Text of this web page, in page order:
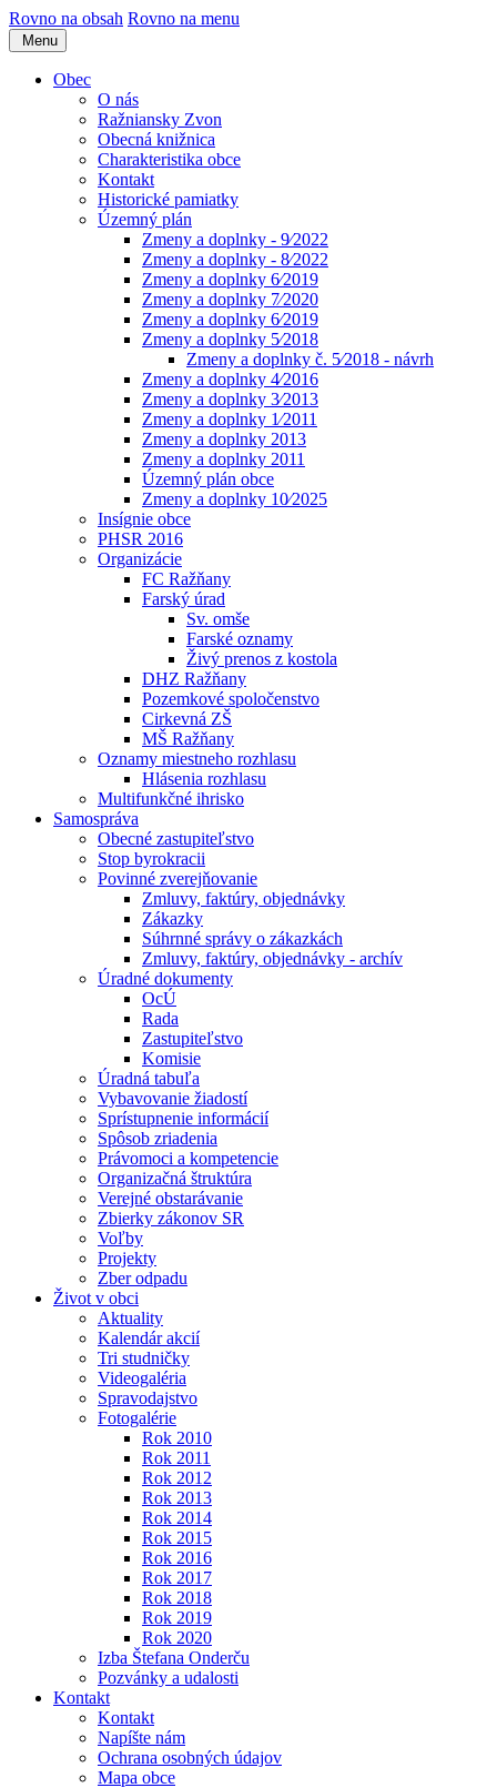
Rovno na obsah Rovno na menu
Menu
Obec
O nás
Ražniansky Zvon
Obecná knižnica
Charakteristika obce
Kontakt
Historické pamiatky
Územný plán
Zmeny a doplnky - 9⁄2022
Zmeny a doplnky - 8⁄2022
Zmeny a doplnky 6⁄2019
Zmeny a doplnky 7⁄2020
Zmeny a doplnky 6⁄2019
Zmeny a doplnky 5⁄2018
Zmeny a doplnky č. 5⁄2018 - návrh
Zmeny a doplnky 4⁄2016
Zmeny a doplnky 3⁄2013
Zmeny a doplnky 1⁄2011
Zmeny a doplnky 2013
Zmeny a doplnky 2011
Územný plán obce
Zmeny a doplnky 10⁄2025
Insígnie obce
PHSR 2016
Organizácie
FC Ražňany
Farský úrad
Sv. omše
Farské oznamy
Živý prenos z kostola
DHZ Ražňany
Pozemkové spoločenstvo
Cirkevná ZŠ
MŠ Ražňany
Oznamy miestneho rozhlasu
Hlásenia rozhlasu
Multifunkčné ihrisko
Samospráva
Obecné zastupiteľstvo
Stop byrokracii
Povinné zverejňovanie
Zmluvy, faktúry, objednávky
Zákazky
Súhrnné správy o zákazkách
Zmluvy, faktúry, objednávky - archív
Úradné dokumenty
OcÚ
Rada
Zastupiteľstvo
Komisie
Úradná tabuľa
Vybavovanie žiadostí
Sprístupnenie informácií
Spôsob zriadenia
Právomoci a kompetencie
Organizačná štruktúra
Verejné obstarávanie
Zbierky zákonov SR
Voľby
Projekty
Zber odpadu
Život v obci
Aktuality
Kalendár akcií
Tri studničky
Videogaléria
Spravodajstvo
Fotogalérie
Rok 2010
Rok 2011
Rok 2012
Rok 2013
Rok 2014
Rok 2015
Rok 2016
Rok 2017
Rok 2018
Rok 2019
Rok 2020
Izba Štefana Onderču
Pozvánky a udalosti
Kontakt
Kontakt
Napíšte nám
Ochrana osobných údajov
Mapa obce